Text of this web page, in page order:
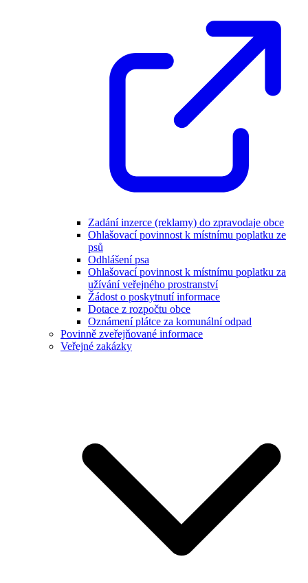
Zadání inzerce (reklamy) do zpravodaje obce
Ohlašovací povinnost k místnímu poplatku ze
psů
Odhlášení psa
Ohlašovací povinnost k místnímu poplatku za
užívání veřejného prostranství
Žádost o poskytnutí informace
Dotace z rozpočtu obce
Oznámení plátce za komunální odpad
Povinně zveřejňované informace
Veřejné zakázky